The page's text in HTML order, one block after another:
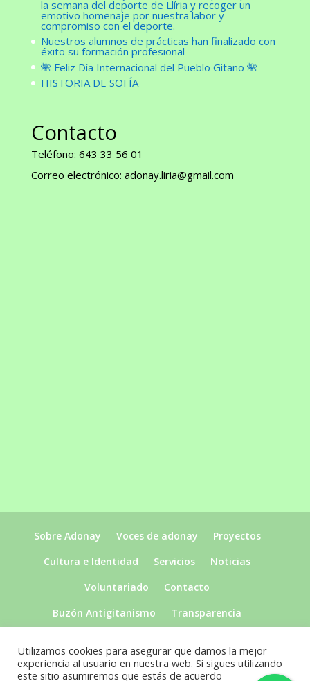
la semana del deporte de Llíria y recoger un
emotivo homenaje por nuestra labor y
compromiso con el deporte.
Nuestros alumnos de prácticas han finalizado con
éxito su formación profesional
🌺 Feliz Día Internacional del Pueblo Gitano 🌺
HISTORIA DE SOFÍA
Contacto
Teléfono: 643 33 56 01
Correo electrónico: adonay.liria@gmail.com
Sobre Adonay Voces de adonay
Proyectos
Cultura e Identidad
Servicios
Noticias
Voluntariado
Contacto
Buzón Antigitanismo
Transparencia
Utilizamos cookies para asegurar que damos la mejor
experiencia al usuario en nuestra web. Si sigues utilizando
este sitio asumiremos que estás de acuerdo